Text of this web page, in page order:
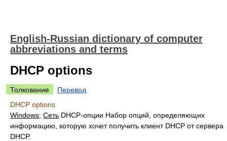
English-Russian dictionary of computer
abbreviations and terms
DHCP options
Толкование
Перевод
DHCP options
Windows; Сеть DHCP-опции Набор опций, определяющих
информацию, которую хочет получить клиент DHCP от сервера
DHCP.